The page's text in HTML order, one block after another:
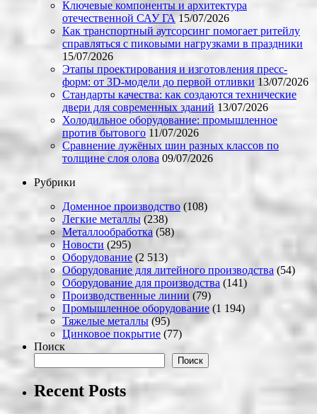
Ключевые компоненты и архитектура
отечественной САУ ГА 15/07/2026
Как транспортный аутсорсинг помогает ритейлу
справляться с пиковыми нагрузками в праздники
15/07/2026
Этапы проектирования и изготовления пресс-
форм: от 3D-модели до первой отливки 13/07/2026
Стандарты качества: как создаются технические
двери для современных зданий 13/07/2026
Холодильное оборудование: промышленное
против бытового 11/07/2026
Сравнение лужёных шин разных классов по
толщине слоя олова 09/07/2026
Рубрики
Доменное производство (108)
Легкие металлы (238)
Металлообработка (58)
Новости (295)
Оборудование (2 513)
Оборудование для литейного производства (54)
Оборудование для производства (141)
Производственные линии (79)
Промышленное оборудование (1 194)
Тяжелые металлы (95)
Цинковое покрытие (77)
Поиск
Поиск
Recent Posts